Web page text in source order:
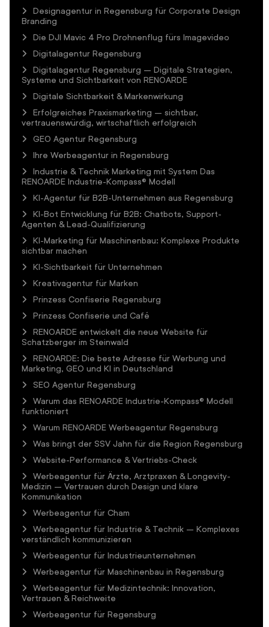
Designagentur in Regensburg für Corporate Design
Branding
Die DJI Mavic 4 Pro Drohnenflug fürs Imagevideo
Digitalagentur Regensburg
Digitalagentur Regensburg – Digitale Strategien,
Systeme und Sichtbarkeit von RENOARDE
Digitale Sichtbarkeit & Markenwirkung
Erfolgreiches Praxismarketing – sichtbar,
vertrauenswürdig, wirtschaftlich erfolgreich
GEO Agentur Regensburg
Ihre Werbeagentur in Regensburg
Industrie & Technik Marketing mit System Das
RENOARDE Industrie-Kompass® Modell
KI-Agentur für B2B-Unternehmen aus Regensburg
KI-Bot Entwicklung für B2B: Chatbots, Support-
Agenten & Lead-Qualifizierung
KI-Marketing für Maschinenbau: Komplexe Produkte
sichtbar machen
KI-Sichtbarkeit für Unternehmen
Kreativagentur für Marken
Prinzess Confiserie Regensburg
Prinzess Confiserie und Café
RENOARDE entwickelt die neue Website für
Schatzberger im Steinwald
RENOARDE: Die beste Adresse für Werbung und
Marketing, GEO und KI in Deutschland
SEO Agentur Regensburg
Warum das RENOARDE Industrie-Kompass® Modell
funktioniert
Warum RENOARDE Werbeagentur Regensburg
Was bringt der SSV Jahn für die Region Regensburg
Website-Performance & Vertriebs-Check
Werbeagentur für Ärzte, Arztpraxen & Longevity-
Medizin – Vertrauen durch Design und klare
Kommunikation
Werbeagentur für Cham
Werbeagentur für Industrie & Technik – Komplexes
verständlich kommunizieren
Werbeagentur für Industrieunternehmen
Werbeagentur für Maschinenbau in Regensburg
Werbeagentur für Medizintechnik: Innovation,
Vertrauen & Reichweite
Werbeagentur für Regensburg